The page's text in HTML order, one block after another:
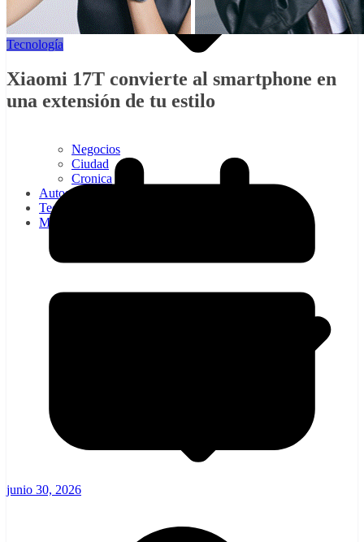
Negocios
Ciudad
Cronica
Autos
Tecnología
Moda
Tecnología
Xiaomi 17T convierte al smartphone en
una extensión de tu estilo
junio 30, 2026